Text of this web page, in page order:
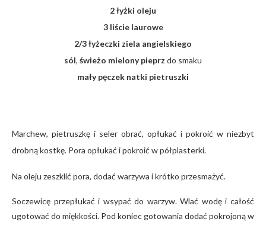
2 łyżki oleju
3 liście laurowe
2/3 łyżeczki ziela angielskiego
sól, świeżo mielony pieprz do smaku
mały pęczek natki pietruszki
Marchew, pietruszkę i seler obrać, opłukać i pokroić w niezbyt
drobną kostkę. Pora opłukać i pokroić w półplasterki.
Na oleju zeszklić pora, dodać warzywa i krótko przesmażyć.
Soczewicę przepłukać i wsypać do warzyw. Wlać wodę i całość
ugotować do miękkości. Pod koniec gotowania dodać pokrojoną w